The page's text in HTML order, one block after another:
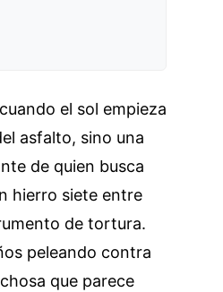
el sol empieza
asfalto, sino una
de quien busca
hierro siete entre
de tortura.
peleando contra
que parece